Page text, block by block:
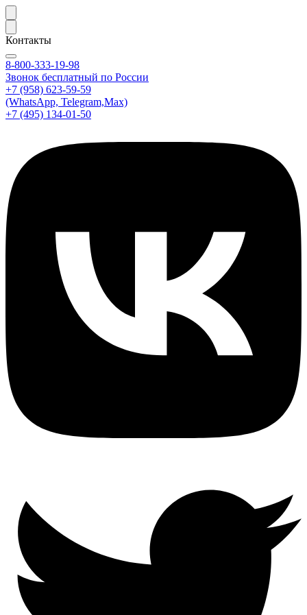
Контакты
8-800-333-19-98
Звонок бесплатный по России
+7 (958) 623-59-59
(WhatsApp, Telegram,Max)
+7 (495) 134-01-50